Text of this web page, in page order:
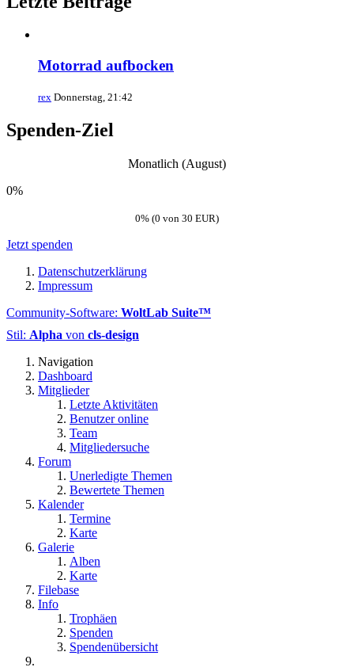
Motorrad aufbocken
rex Donnerstag, 21:42
Spenden-Ziel
Monatlich (August)
0%
0% (0 von 30 EUR)
Jetzt spenden
Datenschutzerklärung
Impressum
Community-Software: WoltLab Suite™
Stil: Alpha von cls-design
Navigation
Dashboard
Mitglieder
Letzte Aktivitäten
Benutzer online
Team
Mitgliedersuche
Forum
Unerledigte Themen
Bewertete Themen
Kalender
Termine
Karte
Galerie
Alben
Karte
Filebase
Info
Trophäen
Spenden
Spendenübersicht